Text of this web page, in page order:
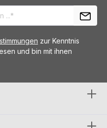
zur Kenntnis
und bin mit ihnen